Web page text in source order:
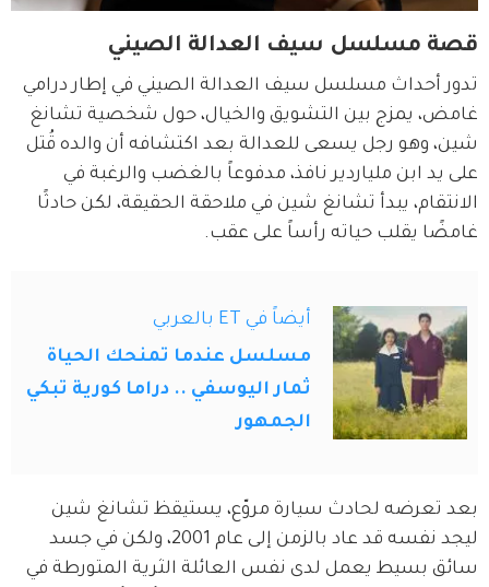
قصة مسلسل سيف العدالة الصيني
تدور أحداث مسلسل سيف العدالة الصيني في إطار درامي
غامض، يمزج بين التشويق والخيال، حول شخصية تشانغ
شين، وهو رجل يسعى للعدالة بعد اكتشافه أن والده قُتل
على يد ابن ملياردير نافذ، مدفوعاً بالغضب والرغبة في
الانتقام، يبدأ تشانغ شين في ملاحقة الحقيقة، لكن حادثًا
غامضًا يقلب حياته رأساً على عقب.
أيضاً في ET بالعربي
مسلسل عندما تمنحك الحياة
ثمار اليوسفي .. دراما كورية تبكي
الجمهور
بعد تعرضه لحادث سيارة مروّع، يستيقظ تشانغ شين
ليجد نفسه قد عاد بالزمن إلى عام 2001، ولكن في جسد
سائق بسيط يعمل لدى نفس العائلة الثرية المتورطة في